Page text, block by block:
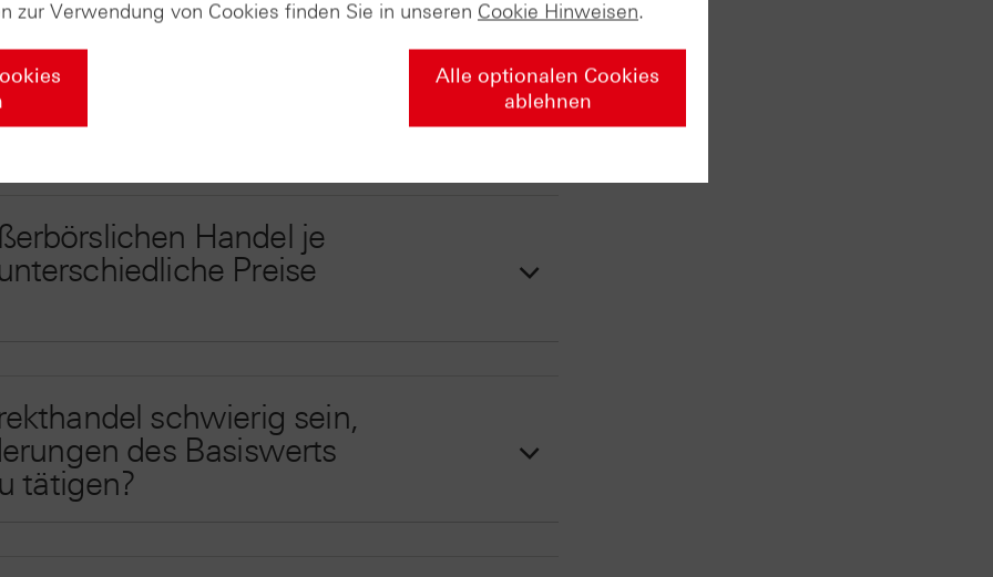
ein
z.B. bei
Handel je
Preise
schwierig sein,
des Basiswerts
tätigen?
zur Verwendung von Cookies finden Sie in unseren Cookie Hinweisen.
Alle optionalen Cookies
ablehnen